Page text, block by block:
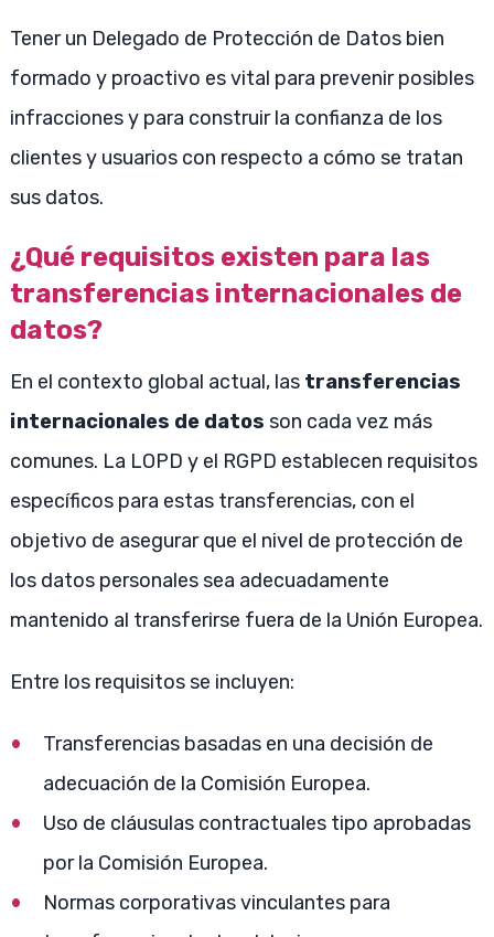
Tener un Delegado de Protección de Datos bien
formado y proactivo es vital para prevenir posibles
infracciones y para construir la confianza de los
clientes y usuarios con respecto a cómo se tratan
sus datos.
¿Qué requisitos existen para las
transferencias internacionales de
datos?
En el contexto global actual, las transferencias
internacionales de datos son cada vez más
comunes. La LOPD y el RGPD establecen requisitos
específicos para estas transferencias, con el
objetivo de asegurar que el nivel de protección de
los datos personales sea adecuadamente
mantenido al transferirse fuera de la Unión Europea.
Entre los requisitos se incluyen:
Transferencias basadas en una decisión de
adecuación de la Comisión Europea.
Uso de cláusulas contractuales tipo aprobadas
por la Comisión Europea.
Normas corporativas vinculantes para